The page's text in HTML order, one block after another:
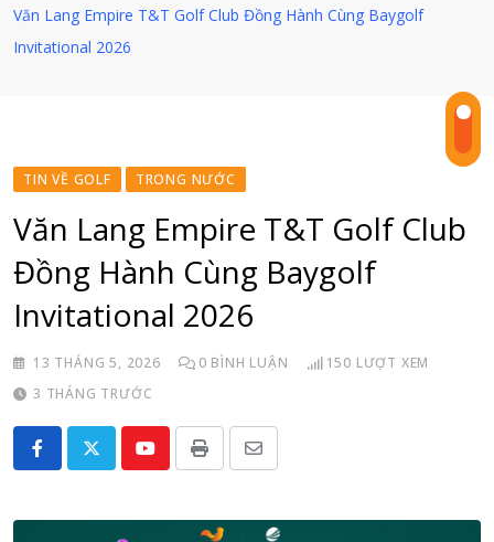
Văn Lang Empire T&T Golf Club Đồng Hành Cùng Baygolf
Invitational 2026
TIN VỀ GOLF TRONG NƯỚC
Văn Lang Empire T&T Golf Club
Đồng Hành Cùng Baygolf
Invitational 2026
13 THÁNG 5, 2026 0 BÌNH LUẬN 150 LƯỢT XEM
3 THÁNG TRƯỚC
YoutubePrint
Share
Email